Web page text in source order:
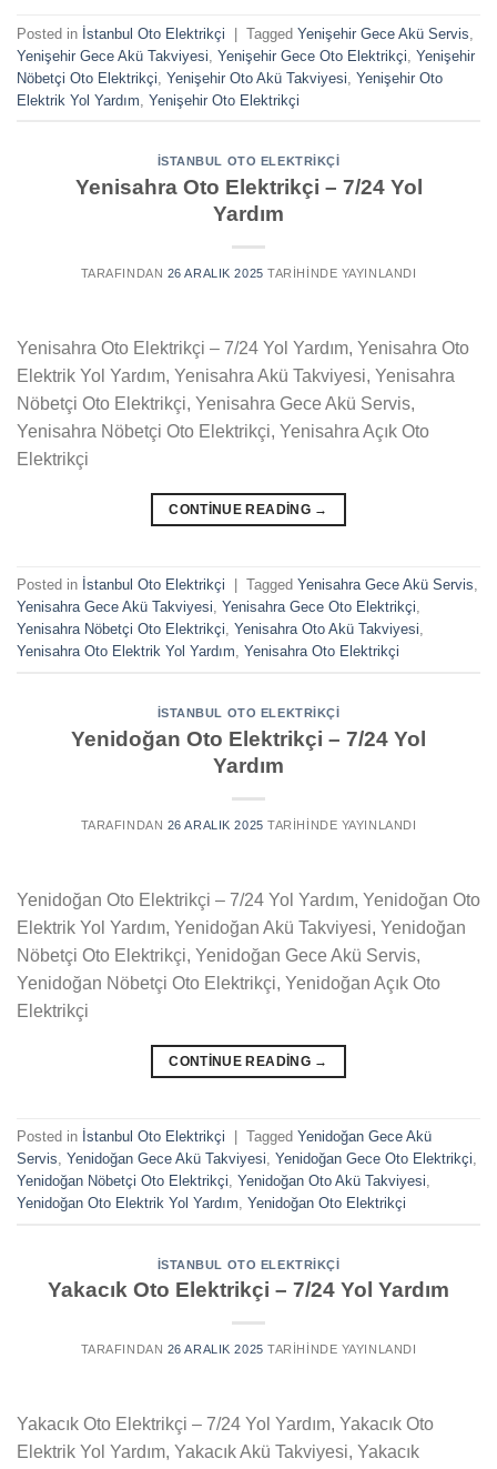
Posted in İstanbul Oto Elektrikçi | Tagged Yenişehir Gece Akü Servis
Yenişehir Gece Akü Takviyesi Yenişehir Gece Oto Elektrikçi Yenişehir
Nöbetçi Oto Elektrikçi Yenişehir Oto Akü Takviyesi Yenişehir Oto
Elektrik Yol Yardım Yenişehir Oto Elektrikçi
İSTANBUL OTO ELEKTRIKÇI
Yenisahra Oto Elektrikçi – 7/24 Yol
Yardım
TARAFINDAN 26 ARALIK 2025 TARIHINDE YAYINLANDI
Yenisahra Oto Elektrikçi – 7/24 Yol Yardım, Yenisahra Oto
Elektrik Yol Yardım, Yenisahra Akü Takviyesi, Yenisahra
Nöbetçi Oto Elektrikçi, Yenisahra Gece Akü Servis,
Yenisahra Nöbetçi Oto Elektrikçi, Yenisahra Açık Oto
Elektrikçi
CONTINUE READING →
Posted in İstanbul Oto Elektrikçi Tagged Yenisahra Gece Akü Servis,
Yenisahra Gece Akü Takviyesi, Yenisahra Gece Oto Elektrikçi,
Yenisahra Nöbetçi Oto Elektrikçi, Yenisahra Oto Akü Takviyesi,
Yenisahra Oto Elektrik Yol Yardım, Yenisahra Oto Elektrikçi
İSTANBUL OTO ELEKTRIKÇI
Yenidoğan Oto Elektrikçi – 7/24 Yol
Yardım
TARAFINDAN 26 ARALIK 2025 TARIHINDE YAYINLANDI
Yenidoğan Oto Elektrikçi – 7/24 Yol Yardım, Yenidoğan Oto
Elektrik Yol Yardım, Yenidoğan Akü Takviyesi, Yenidoğan
Nöbetçi Oto Elektrikçi, Yenidoğan Gece Akü Servis,
Yenidoğan Nöbetçi Oto Elektrikçi, Yenidoğan Açık Oto
Elektrikçi
CONTINUE READING →
Posted in İstanbul Oto Elektrikçi Tagged Yenidoğan Gece Akü
Servis Yenidoğan Gece Akü Takviyesi Yenidoğan Gece Oto Elektrikçi
Yenidoğan Nöbetçi Oto Elektrikçi Yenidoğan Oto Akü Takviyesi
Yenidoğan Oto Elektrik Yol Yardım Yenidoğan Oto Elektrikçi
İSTANBUL OTO ELEKTRIKÇI
Yakacık Oto Elektrikçi – 7/24 Yol Yardım
TARAFINDAN 26 ARALIK 2025 TARIHINDE YAYINLANDI
Yakacık Oto Elektrikçi – 7/24 Yol Yardım, Yakacık Oto
Elektrik Yol Yardım, Yakacık Akü Takviyesi, Yakacık